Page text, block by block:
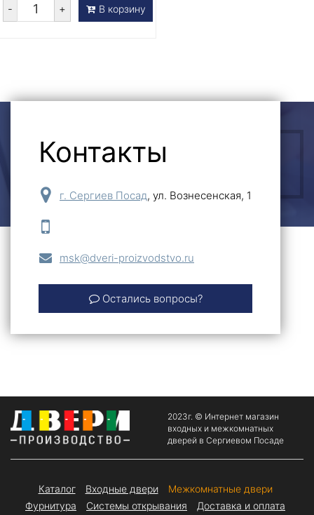
- + В корзину
ОСТАВИТЬ ЗАЯВКУ
Контакты
г. Сергиев Посад, ул. Вознесенская, 1
msk@dveri-proizvodstvo.ru
Остались вопросы?
2023г. © Интернет магазин
входных и межкомнатных
дверей в Сергиевом Посаде
Каталог Входные двери
Межкомнатные двери
Фурнитура
Системы открывания Доставка и оплата